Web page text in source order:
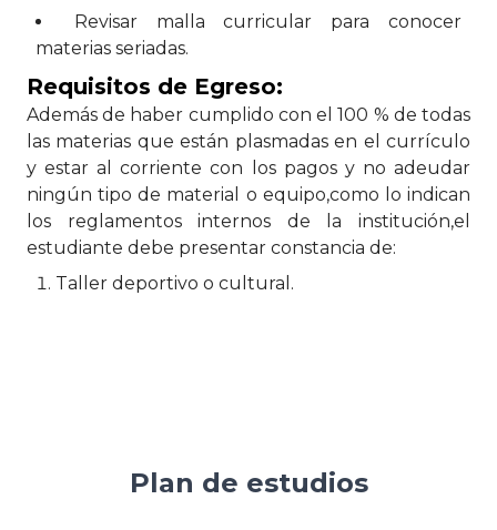
Revisar malla curricular para conocer
materias seriadas.
Requisitos de Egreso:
Además de haber cumplido con el 100 % de todas
las materias que están plasmadas en el currículo
y estar al corriente con los pagos y no adeudar
ningún tipo de material o equipo,como lo indican
los reglamentos internos de la institución,el
estudiante debe presentar constancia de:
Taller deportivo o cultural.
Plan de estudios